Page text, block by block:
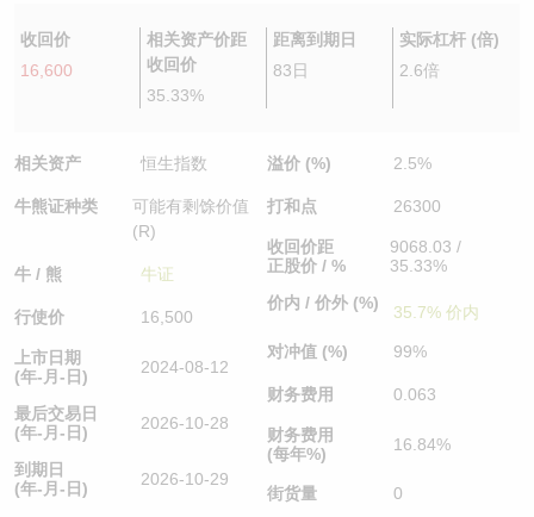
收回价
16,600
相关资产价距
收回价
35.33%
距离到期日
83日
实际杠杆 (倍)
2.6倍
相关资产 恒生指数
牛熊证种类
可能有剩馀价值
(R)
牛 / 熊 牛证
行使价 16,500
上市日期
(年-月-日)
2024-08-12
最后交易日
(年-月-日)
2026-10-28
到期日
(年-月-日)
2026-10-29
溢价 (%) 2.5%
打和点 26300
收回价距
正股价 / %
9068.03 /
35.33%
价内 / 价外 (%)
35.7% 价内
对冲值 (%) 99%
财务费用 0.063
财务费用
(每年%)
16.84%
街货量 0
牛熊证文件及公告